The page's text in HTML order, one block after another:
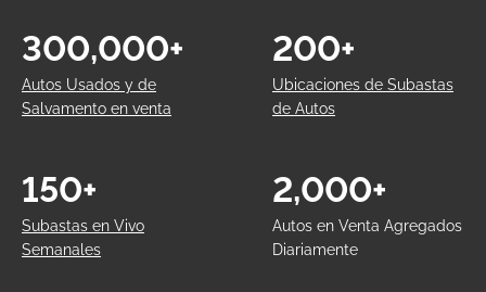
Autos Usados y de
Salvamento en venta
300,000+
Ubicaciones de Subastas
de Autos
200+
Subastas en Vivo
Semanales
150+
Autos en Venta Agregados
Diariamente
2,000+